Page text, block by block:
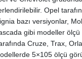
Opel
bazı versiyonlar,
gibi modeller
Cruze, Trax,
5×105 ölçü